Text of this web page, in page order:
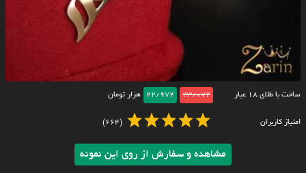
ساخت با طلای ۱۸ عیار 23/072
22/972 هزار تومان
امتیاز کاربران (664)
مشاهده و سفارش از روی این نمونه